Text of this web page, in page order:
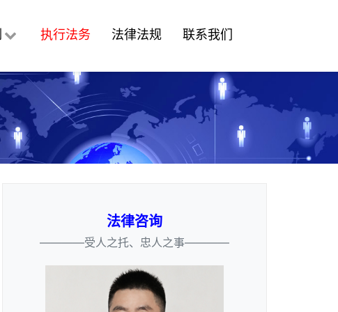
执行法务 法律法规 联系我们
法律咨询
————受人之托、忠人之事————